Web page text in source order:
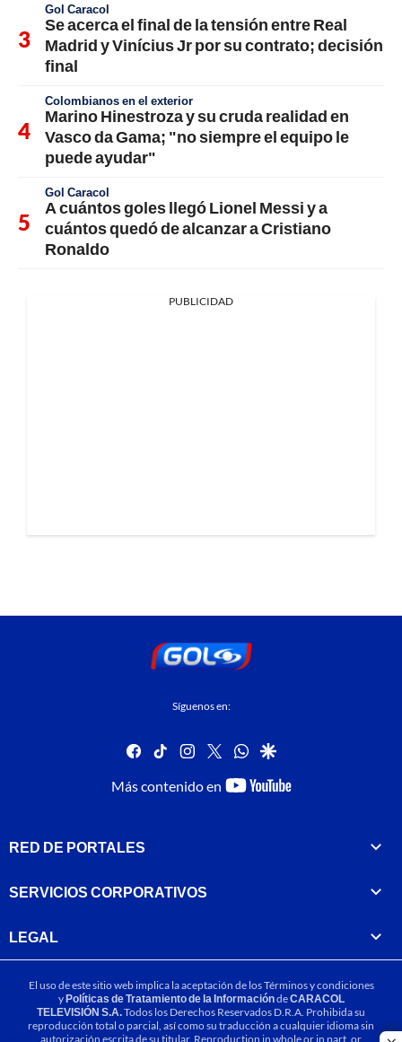
Gol Caracol
Se acerca el final de la tensión entre Real
Madrid y Vinícius Jr por su contrato; decisión
final
Colombianos en el exterior
Marino Hinestroza y su cruda realidad en
Vasco da Gama; "no siempre el equipo le
puede ayudar"
Gol Caracol
A cuántos goles llegó Lionel Messi y a
cuántos quedó de alcanzar a Cristiano
Ronaldo
PUBLICIDAD
Síguenos en:
facebook
tiktok instagram
twitterwhatsapp
google
Más contenido en
youtube-
RED DE PORTALES
SERVICIOS CORPORATIVOS
LEGAL
El uso de este sitio web implica la aceptación de losTérminos y condiciones
yPolíticas de Tratamiento de la InformacióndeCARACOL
TELEVISIÓN S.A.Todos los Derechos Reservados D.R.A. Prohibida su
reproducción total o parcial, así como su traducción a cualquier idioma sin
autorización escrita de su titular. Reproduction in whole or in part, or